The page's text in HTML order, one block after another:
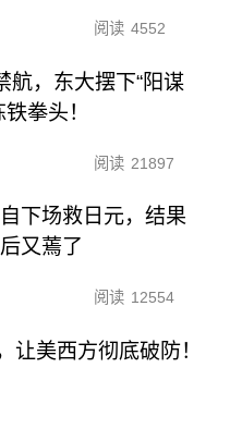
阅读 4552
航，东大摆下“阳谋
拳头！
阅读 21897
下场救日元，结果
又蔫了
阅读 12554
让美西方彻底破防！